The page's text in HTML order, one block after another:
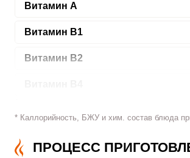
Витамин A
Витамин В1
Витамин В2
* Каллорийность, БЖУ и хим. состав блюда
ПРОЦЕСС